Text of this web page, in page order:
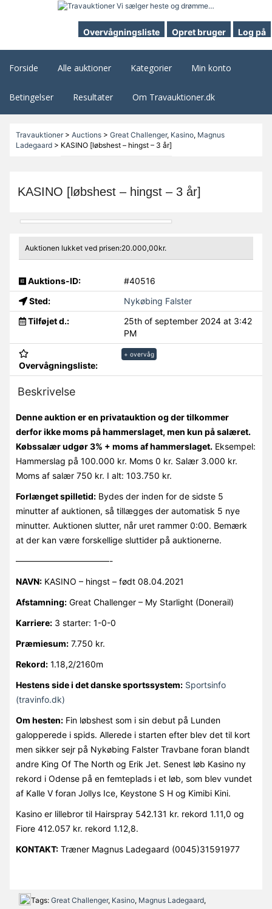
Overvågningsliste Opret bruger Log på
Forside Alle auktioner Kategorier Min konto
Betingelser Resultater Om Travauktioner.dk
Travauktioner> Auctions> Great Challenger, Kasino, Magnus
Ladegaard> KASINO [løbshest – hingst – 3 år]
KASINO [løbshest – hingst – 3 år]
Auktionen lukket ved prisen:20.000,00kr.
Auktions-ID:
#40516
Sted:
Nykøbing Falster
Tilføjet d.:
25th of september 2024 at 3:42
PM
Overvågningsliste:
+ overvåg
Beskrivelse
Denne auktion er en privatauktion og der tilkommer
derfor ikke moms på hammerslaget, men kun på salæret.
Købssalær udgør 3% + moms af hammerslaget.Eksempel:
Hammerslag på 100.000 kr. Moms 0 kr. Salær 3.000 kr.
Moms af salær 750 kr. I alt: 103.750 kr.
Forlænget spilletid:Bydes der inden for de sidste 5
minutter af auktionen, så tillægges der automatisk 5 nye
minutter. Auktionen slutter, når uret rammer 0:00. Bemærk
at der kan være forskellige sluttider på auktionerne.
———————————-
NAVN:KASINO – hingst – født 08.04.2021
Afstamning:Great Challenger – My Starlight (Donerail)
Karriere:3 starter: 1-0-0
Præmiesum:7.750 kr.
Rekord:1.18,2/2160m
Hestens side i det danske sportssystem: Sportsinfo
(travinfo.dk)
Om hesten:Fin løbshest som i sin debut på Lunden
galopperede i spids. Allerede i starten efter blev det til kort
men sikker sejr på Nykøbing Falster Travbane foran blandt
andre King Of The North og Erik Jet. Senest løb Kasino ny
rekord i Odense på en femteplads i et løb, som blev vundet
af Kalle V foran Jollys Ice, Keystone S H og Kimibi Kini.
Kasino er lillebror til Hairspray 542.131 kr. rekord 1.11,0 og
Fiore 412.057 kr. rekord 1.12,8.
KONTAKT:Træner Magnus Ladegaard (0045)31591977
Tags: Great Challenger, Kasino, Magnus Ladegaard,